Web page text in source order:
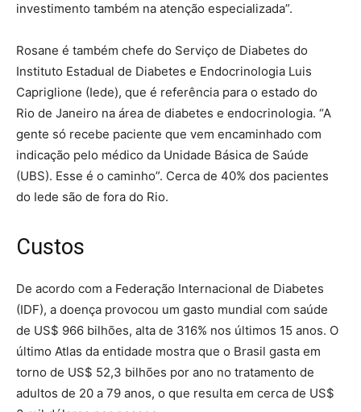
investimento também na atenção especializada”.
Rosane é também chefe do Serviço de Diabetes do
Instituto Estadual de Diabetes e Endocrinologia Luis
Capriglione (Iede), que é referência para o estado do
Rio de Janeiro na área de diabetes e endocrinologia. “A
gente só recebe paciente que vem encaminhado com
indicação pelo médico da Unidade Básica de Saúde
(UBS). Esse é o caminho”. Cerca de 40% dos pacientes
do Iede são de fora do Rio.
Custos
De acordo com a Federação Internacional de Diabetes
(IDF), a doença provocou um gasto mundial com saúde
de US$ 966 bilhões, alta de 316% nos últimos 15 anos. O
último Atlas da entidade mostra que o Brasil gasta em
torno de US$ 52,3 bilhões por ano no tratamento de
adultos de 20 a 79 anos, o que resulta em cerca de US$